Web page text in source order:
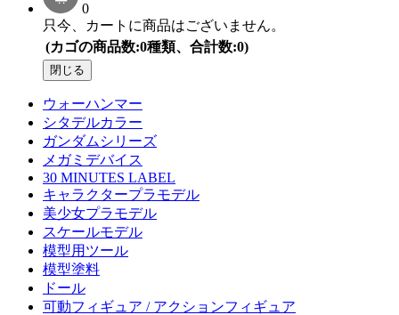
0
只今、カートに商品はございません。
(カゴの商品数:0種類、合計数:0)
閉じる
ウォーハンマー
シタデルカラー
ガンダムシリーズ
メガミデバイス
30 MINUTES LABEL
キャラクタープラモデル
美少女プラモデル
スケールモデル
模型用ツール
模型塗料
ドール
可動フィギュア / アクションフィギュア